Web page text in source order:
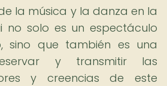
la música y la danza en la
no solo es un espectáculo
sino que también es una
y transmitir las
y creencias de este